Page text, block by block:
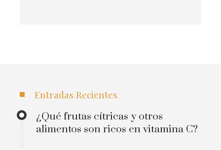
Entradas Recientes
¿Qué frutas cítricas y otros
alimentos son ricos en vitamina C?